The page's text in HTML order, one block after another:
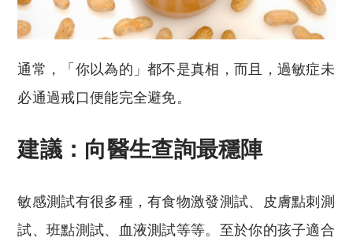
通常，「你以為的」都不是真相，而且，過敏症未
必通過戒口便能完全避免。
建議：向醫生查詢最穩陣
敏感測試有很多種，有食物激發測試、皮膚點刺測
試、班點測試、血液測試等等。至於你的孩子適合